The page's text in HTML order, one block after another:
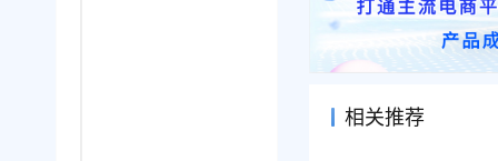
相关推荐